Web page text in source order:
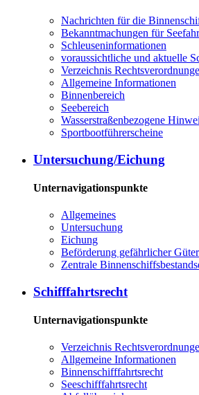
Nachrichten für die
Bekanntmachungen für
Schleuseninformationen
voraussichtliche und aktuelle
Verzeichnis
Allgemeine Informationen
Binnenbereich
Seebereich
Wasserstraßenbezogene
Sportbootführerscheine
Untersuchung/Eichung
Unternavigationspunkte
Allgemeines
Untersuchung
Eichung
Beförderung gefährlicher Güter
Zentrale
Schifffahrtsrecht
Unternavigationspunkte
Verzeichnis
Allgemeine Informationen
Binnenschifffahrtsrecht
Seeschifffahrtsrecht